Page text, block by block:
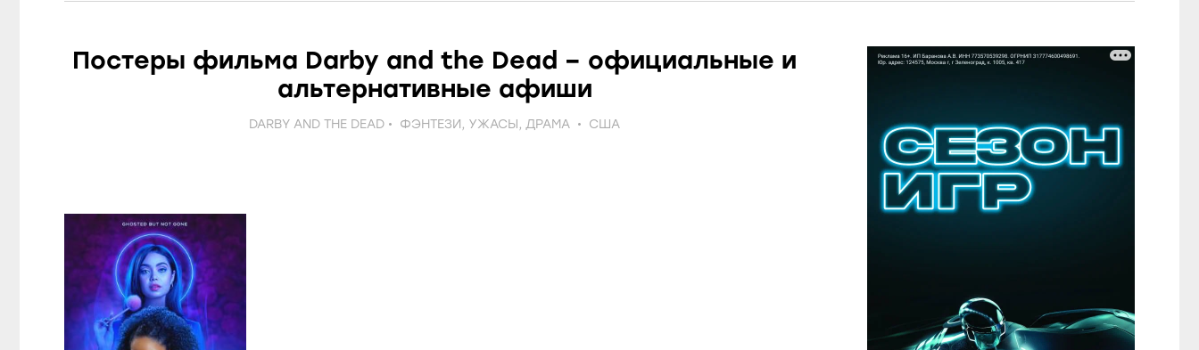
Постеры фильма Darby and the Dead – официальные и
альтернативные афиши
DARBY AND THE DEAD ФЭНТЕЗИ, УЖАСЫ, ДРАМА США